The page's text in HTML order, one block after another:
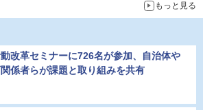
もっと見る
改革セミナーに726名が参加、自治体や
係者らが課題と取り組みを共有